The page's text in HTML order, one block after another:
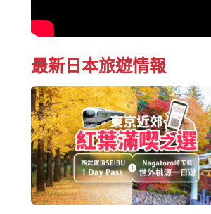
最新日本旅遊情報